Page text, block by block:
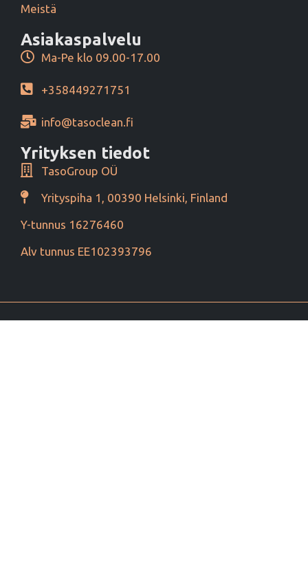
Meistä
Asiakaspalvelu
Ma-Pe klo 09.00-17.00
+358449271751
info@tasoclean.fi
Yrityksen tiedot
TasoGroup OÜ
Yrityspiha 1, 00390 Helsinki, Finland
Y-tunnus 16276460
Alv tunnus EE102393796